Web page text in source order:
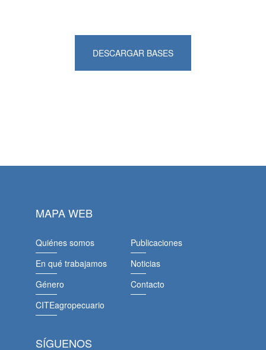
DESCARGAR BASES
MAPA WEB
Quiénes somos
En qué trabajamos
Género
CITEagropecuario
Publicaciones
Noticias
Contacto
SÍGUENOS